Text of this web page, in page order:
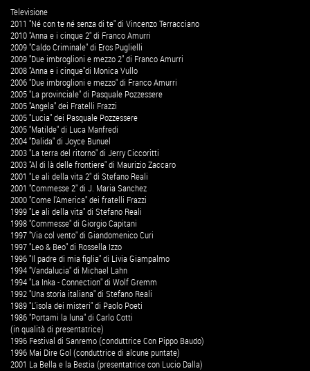
Televisione
2011 "Né con te né senza di te" di Vincenzo Terracciano
2010 "Anna e i cinque 2" di Franco Amurri
2009 "Caldo Criminale" di Eros Puglielli
2009 "Due imbroglioni e mezzo 2" di Franco Amurri
2008 "Anna e i cinque"di Monica Vullo
2006 "Due imbroglioni e mezzo" di Franco Amurri
2005 "La provinciale" di Pasquale Pozzessere
2005 "Angela" dei Fratelli Frazzi
2005 "Lucia" dei Pasquale Pozzessere
2005 "Matilde" di Luca Manfredi
2004 "Dalida" di Joyce Bunuel
2003 "La terra del ritorno" di Jerry Ciccoritti
2003 "Al di là delle frontiere" di Maurizio Zaccaro
2001 "Le ali della vita 2" di Stefano Reali
2001 "Commesse 2" di J. Maria Sanchez
2000 "Come l'America" dei fratelli Frazzi
1999 "Le ali della vita" di Stefano Reali
1998 "Commesse" di Giorgio Capitani
1997 "Via col vento" di Giandomenico Curi
1997 "Leo & Beo" di Rossella Izzo
1996 "Il padre di mia figlia" di Livia Giampalmo
1994 "Vandalucia" di Michael Lahn
1994 "La Inka - Connection" di Wolf Gremm
1992 "Una storia italiana" di Stefano Reali
1989 "L'isola dei misteri" di Paolo Poeti
1986 "Portami la luna" di Carlo Cotti
(in qualità di presentatrice)
1996 Festival di Sanremo (conduttrice Con Pippo Baudo)
1996 Mai Dire Gol (conduttrice di alcune puntate)
2001 La Bella e la Bestia (presentatrice con Lucio Dalla)